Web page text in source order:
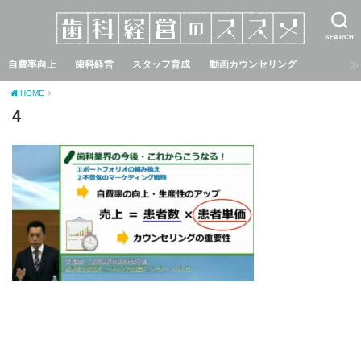
SEARCH
自費率向上 歯科経営 スタッフ育成 動画カウンセリング
HOME
4